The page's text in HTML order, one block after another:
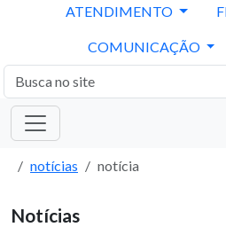
ATENDIMENTO
COMUNICAÇÃO
notícias notícia
Notícias